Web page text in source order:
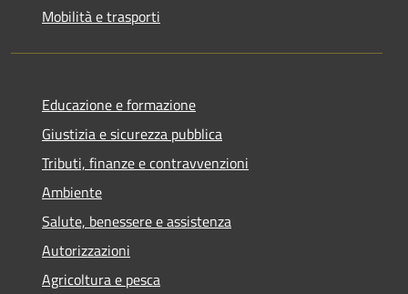
Mobilità e trasporti
Educazione e formazione
Giustizia e sicurezza pubblica
Tributi, finanze e contravvenzioni
Ambiente
Salute, benessere e assistenza
Autorizzazioni
Agricoltura e pesca